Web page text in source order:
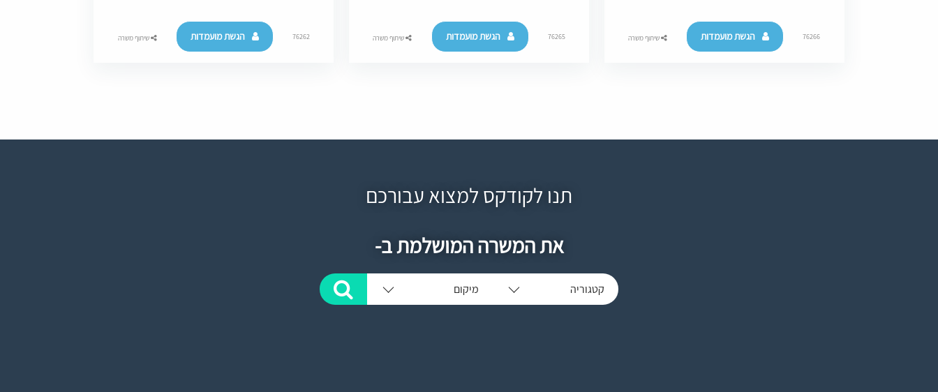
76266 הגשת מועמדות שיתוף משרה 76265 הגשת מועמדות שיתוף משרה 76262 הגשת מועמדות שיתוף משרה
תנו לקודקס למצוא עבורכם
את המשרה המושלמת ב-
קטגוריה מיקום